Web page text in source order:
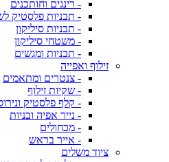
- רינגים וחותכנים
- תבניות פלסטיק
- תבניות סיליקון
- משטחי סיליקון
- תבניות ומגשים
זילוף ואפייה
- צנטרים ומתאמים
- שקיות זילוף
- קלף פלסטיק
- נייר אפיה ובניות
- מכחולים
- אייר בראש
ציוד משלים